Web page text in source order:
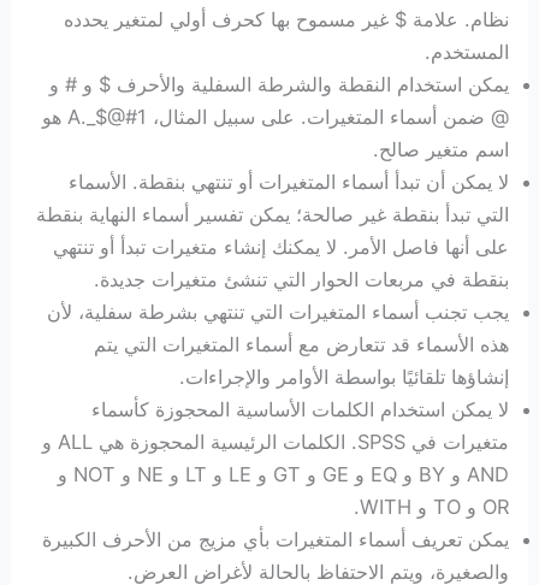
نظام. علامة $ غير مسموح بها كحرف أولي لمتغير يحدده
المستخدم.
يمكن استخدام النقطة والشرطة السفلية والأحرف $ و # و
@ ضمن أسماء المتغيرات. على سبيل المثال، A._$@#1 هو
اسم متغير صالح.
لا يمكن أن تبدأ أسماء المتغيرات أو تنتهي بنقطة. الأسماء
التي تبدأ بنقطة غير صالحة؛ يمكن تفسير أسماء النهاية بنقطة
على أنها فاصل الأمر. لا يمكنك إنشاء متغيرات تبدأ أو تنتهي
بنقطة في مربعات الحوار التي تنشئ متغيرات جديدة.
يجب تجنب أسماء المتغيرات التي تنتهي بشرطة سفلية، لأن
هذه الأسماء قد تتعارض مع أسماء المتغيرات التي يتم
إنشاؤها تلقائيًا بواسطة الأوامر والإجراءات.
لا يمكن استخدام الكلمات الأساسية المحجوزة كأسماء
متغيرات في SPSS. الكلمات الرئيسية المحجوزة هي ALL و
AND و BY و EQ و GE و GT و LE و LT ​​و NE و NOT و
OR و TO و WITH.
يمكن تعريف أسماء المتغيرات بأي مزيج من الأحرف الكبيرة
والصغيرة، ويتم الاحتفاظ بالحالة لأغراض العرض.